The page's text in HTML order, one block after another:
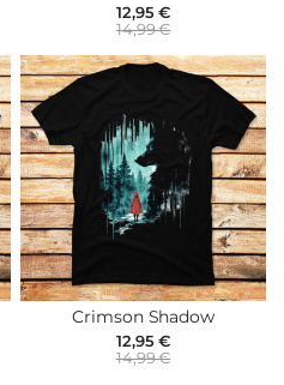
12,95 €
14,99 €
Crimson Shadow
12,95 €
14,99 €